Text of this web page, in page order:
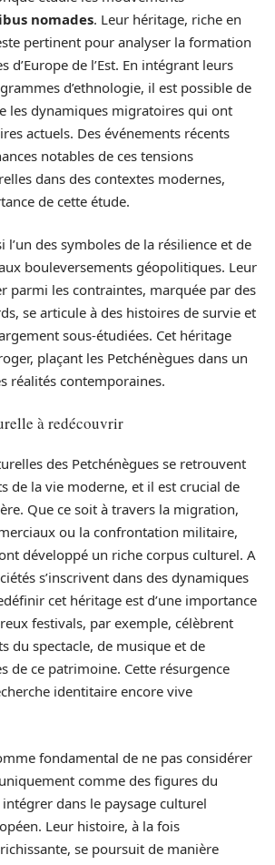
nomades. Leur héritage, riche en
pertinent pour analyser la formation
d’Europe de l’Est. En intégrant leurs
d’ethnologie, il est possible de
les dynamiques migratoires qui ont
actuels. Des événements récents
notables de ces tensions
dans des contextes modernes,
de cette étude.
l’un des symboles de la résilience et de
bouleversements géopolitiques. Leur
parmi les contraintes, marquée par des
se articule à des histoires de survie et
sous-étudiées. Cet héritage
plaçant les Petchénègues dans un
réalités contemporaines.
à redécouvrir
des Petchénègues se retrouvent
de la vie moderne, et il est crucial de
Que ce soit à travers la migration,
ou la confrontation militaire,
développé un riche corpus culturel. A
s’inscrivent dans des dynamiques
cet héritage est d’une importance
festivals, par exemple, célèbrent
du spectacle, de musique et de
de ce patrimoine. Cette résurgence
identitaire encore vive
fondamental de ne pas considérer
comme des figures du
intégrer dans le paysage culturel
Leur histoire, à la fois
se poursuit de manière